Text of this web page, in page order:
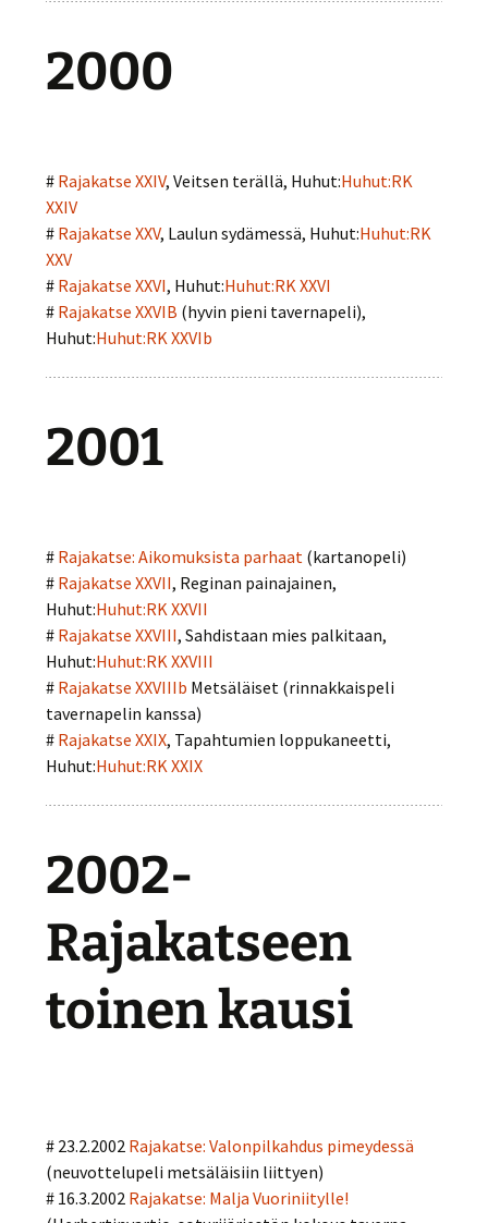
2000
# Rajakatse XXIV, Veitsen terällä, Huhut:Huhut:RK
XXIV
# Rajakatse XXV, Laulun sydämessä, Huhut:Huhut:RK
XXV
# Rajakatse XXVI, Huhut:Huhut:RK XXVI
# Rajakatse XXVIB (hyvin pieni tavernapeli),
Huhut:Huhut:RK XXVIb
2001
# Rajakatse: Aikomuksista parhaat (kartanopeli)
# Rajakatse XXVII, Reginan painajainen,
Huhut:Huhut:RK XXVII
# Rajakatse XXVIII, Sahdistaan mies palkitaan,
Huhut:Huhut:RK XXVIII
# Rajakatse XXVIIIb Metsäläiset (rinnakkaispeli
tavernapelin kanssa)
# Rajakatse XXIX, Tapahtumien loppukaneetti,
Huhut:Huhut:RK XXIX
2002-
Rajakatseen
toinen kausi
# 23.2.2002 Rajakatse: Valonpilkahdus pimeydessä
(neuvottelupeli metsäläisiin liittyen)
# 16.3.2002 Rajakatse: Malja Vuoriniitylle!